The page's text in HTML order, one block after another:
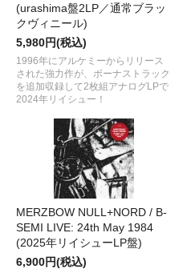
(urashima盤2LP／通常ブラッ
クヴィニール)
5,980円(税込)
1996年にアルケミーからリリース
された強力作が、ボーナストラック
を追加収録して2枚組アナログLPで
2024年リイシュー！
MERZBOW NULL+NORD / B-
SEMI LIVE: 24th May 1984
(2025年リイシューLP盤)
6,900円(税込)